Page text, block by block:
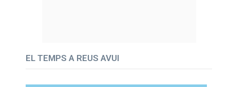
EL TEMPS A REUS AVUI